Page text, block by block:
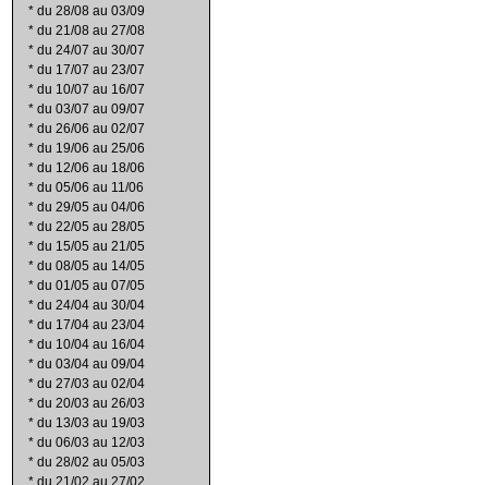
* du 28/08 au 03/09
* du 21/08 au 27/08
* du 24/07 au 30/07
* du 17/07 au 23/07
* du 10/07 au 16/07
* du 03/07 au 09/07
* du 26/06 au 02/07
* du 19/06 au 25/06
* du 12/06 au 18/06
* du 05/06 au 11/06
* du 29/05 au 04/06
* du 22/05 au 28/05
* du 15/05 au 21/05
* du 08/05 au 14/05
* du 01/05 au 07/05
* du 24/04 au 30/04
* du 17/04 au 23/04
* du 10/04 au 16/04
* du 03/04 au 09/04
* du 27/03 au 02/04
* du 20/03 au 26/03
* du 13/03 au 19/03
* du 06/03 au 12/03
* du 28/02 au 05/03
* du 21/02 au 27/02